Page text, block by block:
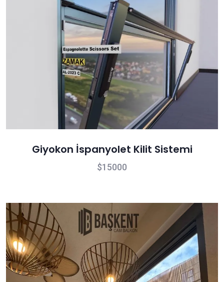
Giyokon İspanyolet Kilit Sistemi
15000